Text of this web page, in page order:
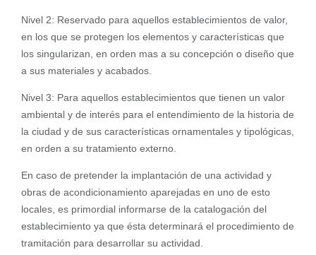
Nivel 2: Reservado para aquellos establecimientos de valor,
en los que se protegen los elementos y características que
los singularizan, en orden mas a su concepción o diseño que
a sus materiales y acabados.
Nivel 3: Para aquellos establecimientos que tienen un valor
ambiental y de interés para el entendimiento de la historia de
la ciudad y de sus características ornamentales y tipológicas,
en orden a su tratamiento externo.
En caso de pretender la implantación de una actividad y
obras de acondicionamiento aparejadas en uno de esto
locales, es primordial informarse de la catalogación del
establecimiento ya que ésta determinará el procedimiento de
tramitación para desarrollar su actividad.